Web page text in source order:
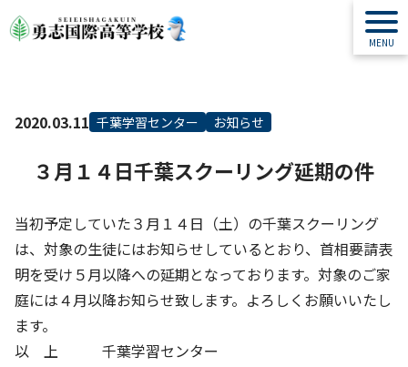
2020.03.11 千葉学習センター お知らせ
３月１４日千葉スクーリング延期の件
当初予定していた３月１４日（土）の千葉スクーリング
は、対象の生徒にはお知らせしているとおり、首相要請表
明を受け５月以降への延期となっております。対象のご家
庭には４月以降お知らせ致します。よろしくお願いいたし
ます。
以 上 千葉学習センター